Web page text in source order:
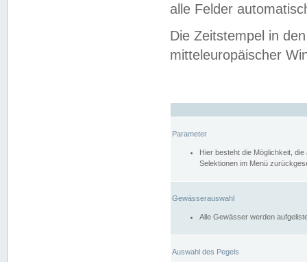
alle Felder
Die Zeitstempel in
mitteleuropäischer
Parameter
Hier besteht die Möglichkeit,
Selektionen im Menü
Gewässerauswahl
Alle Gewässer werden
Auswahl des Pegels